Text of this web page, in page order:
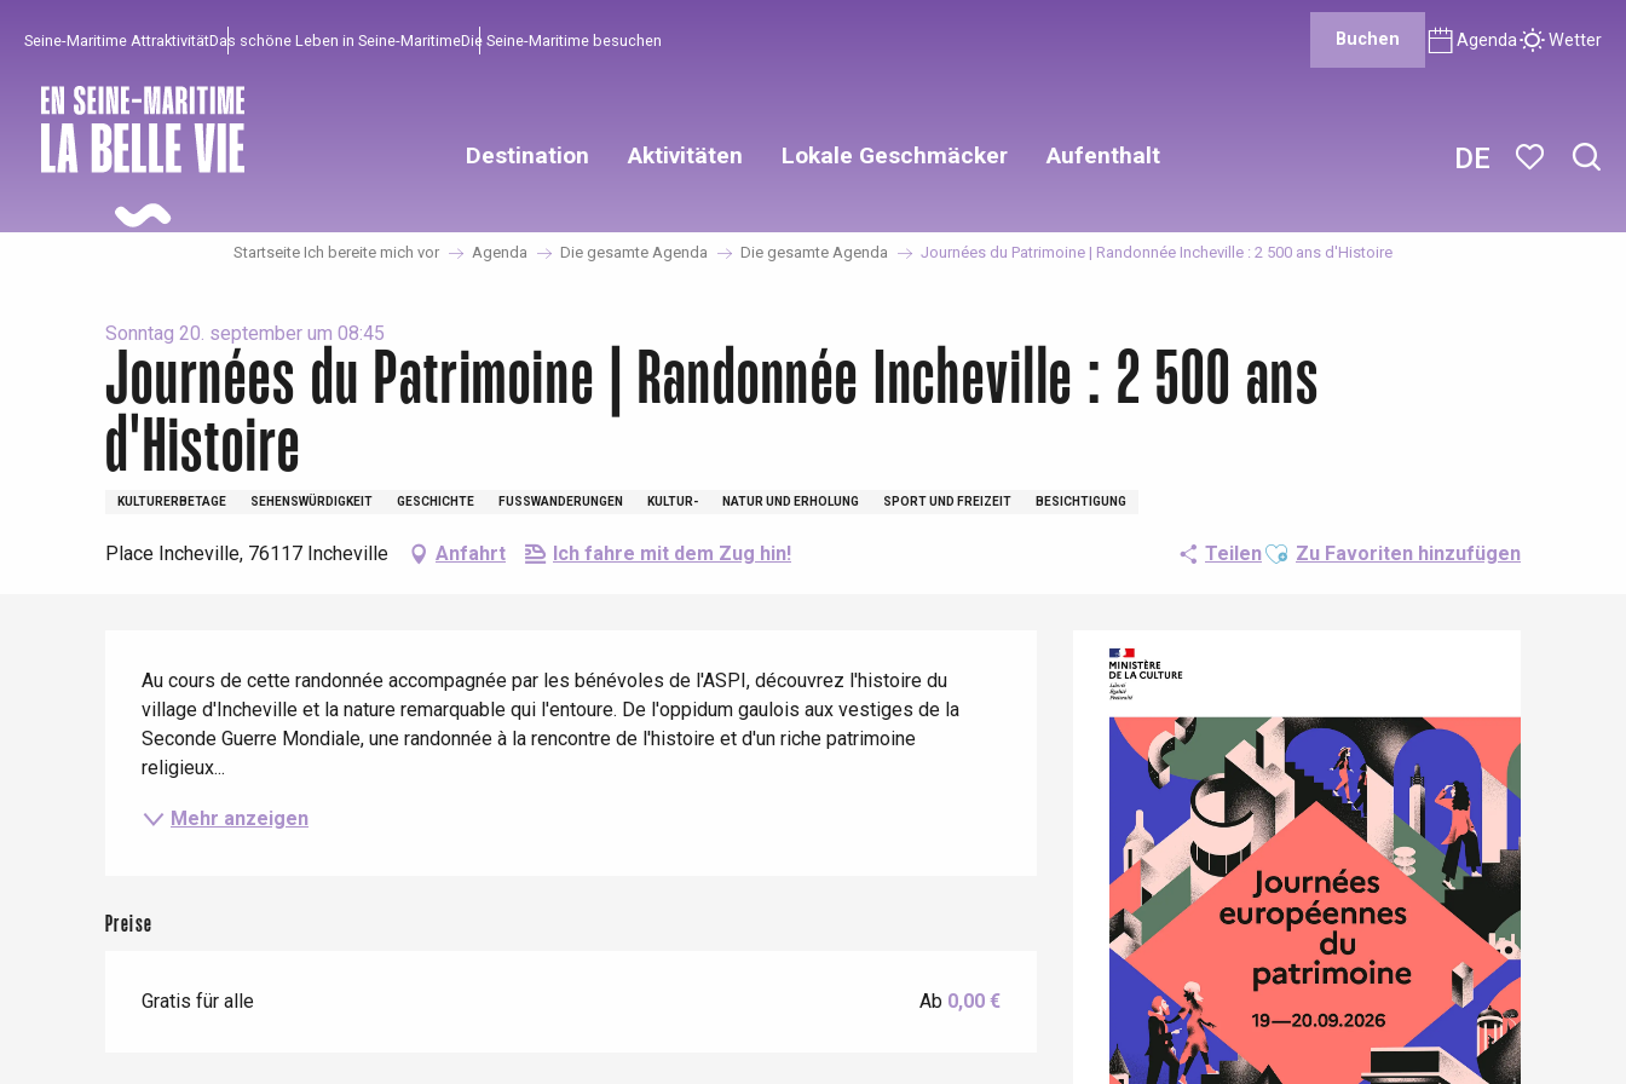
principal
DE
Seine-Maritime AttraktivitätDas schöne Leben in Seine-MaritimeDie Seine-Maritime besuchen Buchen Agenda Wetter
Destination Aktivitäten
Um zu profitieren
Die gesamte Agenda
Frühling
Unter Freunden
Lokale Geschmäcker
Unumgänglich
Trendige Orte
Bester Brunch
Aufenthalt
Gut aus der Heimat !
Aufenthalte am Meer
Aufenthalte mit dem
Startseite Ich bereite mich vor Agenda Die gesamte Agenda Die gesamte Agenda Journées du Patrimoine | Randonnée Incheville : 2 500 ans d'Histoire
Sonntag 20. september um 08:45
Journées du Patrimoine | Randonnée Incheville : 2 500 ans
d'Histoire
KULTURERBETAGE SEHENSWÜRDIGKEIT GESCHICHTE FUSSWANDERUNGEN KULTUR- NATUR UND ERHOLUNG SPORT UND FREIZEIT BESICHTIGUNG
Place Incheville, 76117 Incheville Anfahrt Ich fahre mit dem Zug hin! TeilenAjouter aux favoris
Zu Favoriten hinzufügen
Au cours de cette randonnée accompagnée par les bénévoles de l'ASPI, découvrez l'histoire du
village d'Incheville et la nature remarquable qui l'entoure. De l'oppidum gaulois aux vestiges de la
Seconde Guerre Mondiale, une randonnée à la rencontre de l'histoire et d'un riche patrimoine
religieux...
Mehr anzeigen
Preise
Gratis für alle Ab 0,00 €